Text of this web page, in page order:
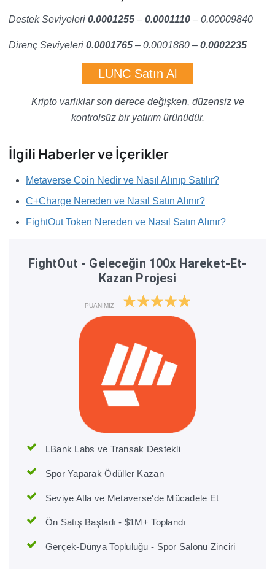
Destek Seviyeleri 0.0001255 – 0.0001110 – 0.00009840
Direnç Seviyeleri 0.0001765 – 0.0001880 – 0.0002235
LUNC Satın Al
Kripto varlıklar son derece değişken, düzensiz ve
kontrolsüz bir yatırım ürünüdür.
İlgili Haberler ve İçerikler
Metaverse Coin Nedir ve Nasıl Alınıp Satılır?
C+Charge Nereden ve Nasıl Satın Alınır?
FightOut Token Nereden ve Nasıl Satın Alınır?
FightOut - Geleceğin 100x Hareket-Et-
Kazan Projesi
PUANIMIZ
LBank Labs ve Transak Destekli
Spor Yaparak Ödüller Kazan
Seviye Atla ve Metaverse'de Mücadele Et
Ön Satış Başladı - $1M+ Toplandı
Gerçek-Dünya Topluluğu - Spor Salonu Zinciri